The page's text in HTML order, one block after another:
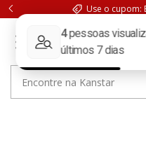
Use o cupom: